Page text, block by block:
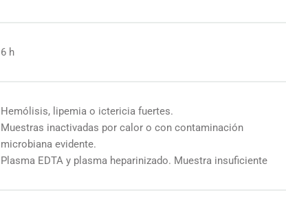
6 h
Hemólisis, lipemia o ictericia fuertes.
Muestras inactivadas por calor o con contaminación
microbiana evidente.
Plasma EDTA y plasma heparinizado. Muestra insuficiente